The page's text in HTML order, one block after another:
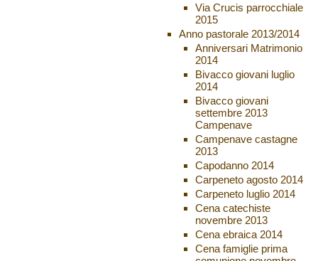
Via Crucis parrocchiale
2015
Anno pastorale 2013/2014
Anniversari Matrimonio
2014
Bivacco giovani luglio
2014
Bivacco giovani
settembre 2013
Campenave
Campenave castagne
2013
Capodanno 2014
Carpeneto agosto 2014
Carpeneto luglio 2014
Cena catechiste
novembre 2013
Cena ebraica 2014
Cena famiglie prima